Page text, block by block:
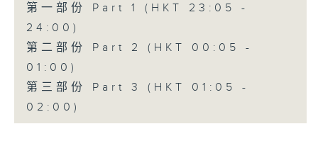
第一部份 Part 1 (HKT 23:05 -
24:00)
第二部份 Part 2 (HKT 00:05 -
01:00)
第三部份 Part 3 (HKT 01:05 -
02:00)